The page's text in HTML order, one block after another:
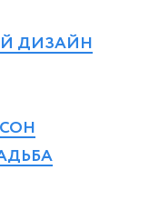
ДИЗАЙН
СОН